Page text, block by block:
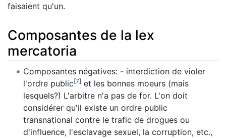
faisaient qu'un.
Composantes de la lex
mercatoria
Composantes négatives: - interdiction de violer
l'ordre public[7] et les bonnes moeurs (mais
lesquels?) L'arbitre n'a pas de for. L'on doit
considérer qu'il existe un ordre public
transnational contre le trafic de drogues ou
d'influence, l'esclavage sexuel, la corruption, etc.,